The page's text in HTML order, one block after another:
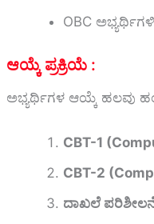
OBC
ಆಯ್ಕೆ ಪ್ರಕ್ರಿಯೆ :
ಅಭ್ಯರ್ಥಿಗಳ ಆಯ್ಕೆ ಹಲವು
CBT-1
CBT-2
ದಾಖಲೆ